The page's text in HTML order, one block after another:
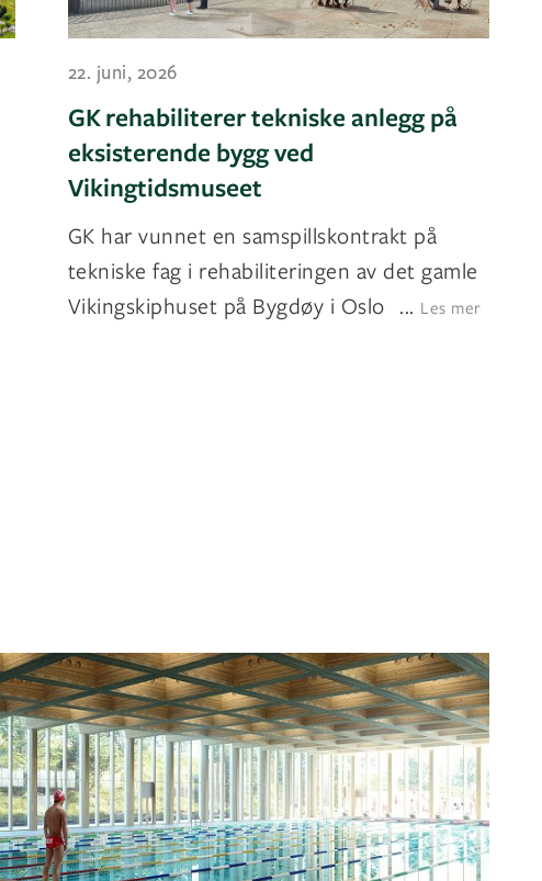
22. juni, 2026
GK rehabiliterer tekniske anlegg på
eksisterende bygg ved
Vikingtidsmuseet
GK har vunnet en samspillskontrakt på
tekniske fag i rehabiliteringen av det gamle
Vikingskiphuset på Bygdøy i Oslo ... Les mer